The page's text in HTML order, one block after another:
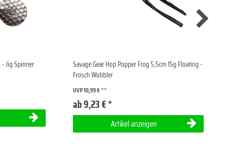
- Jig Spinner
Savage Gear Hop Popper Frog 5,5cm 15g Floating -
Frosch Wobbler
UVP 10,99 €
ab 9,23 € *
Artikel anzeigen